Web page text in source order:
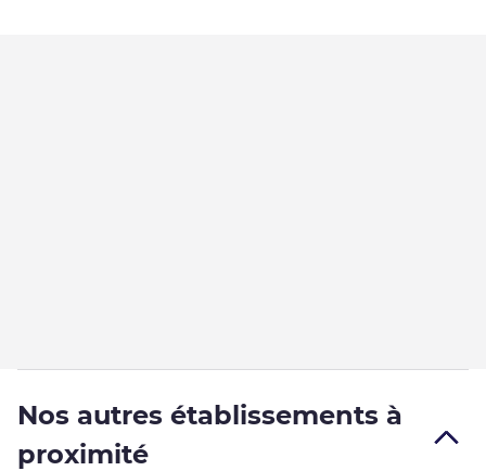
Nos autres établissements à
proximité